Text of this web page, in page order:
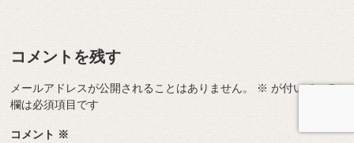
コメントを残す
メールアドレスが公開されることはありません。 ※ が付いている
欄は必須項目です
コメント ※